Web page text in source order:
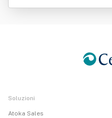
Soluzioni
Atoka Sales